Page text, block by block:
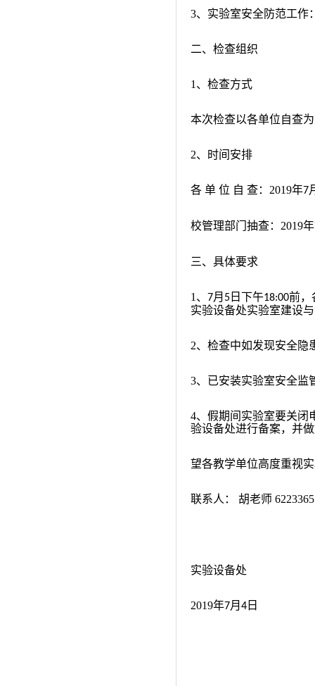
3、实验室安全防范工作
二、检查组织
1 、检查方式
本次检查以各单位自查
2、时间安排
各 单 位 自 查： 2019年7
校管理部门抽查： 2019年
三、具体要求
1 、 7月 5 日下午18:00前，
实验设备处实验室建设
2、检查中如发现安全隐
3、已安装实验室安全监
4、假期间实验室要关闭
验设备处进行备案，并
望各教学单位高度重视
联系人： 胡老师
实验设备处
2019年7月 4 日